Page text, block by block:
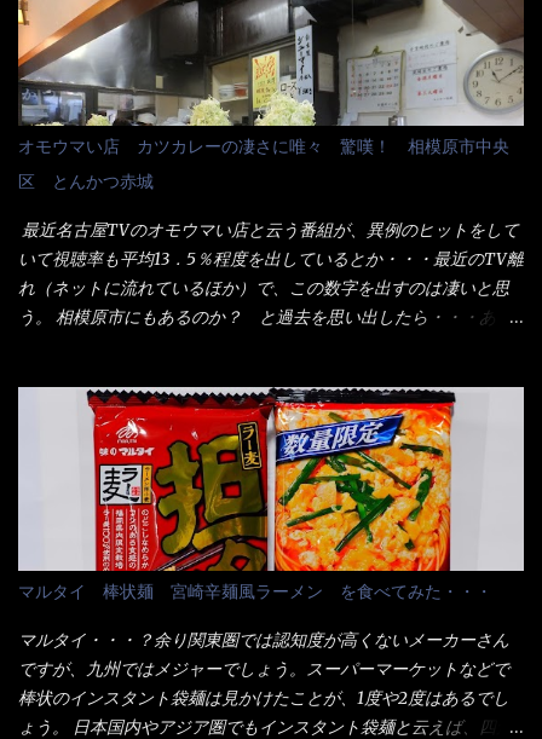
桶は、銭湯で使う洗い桶サイズだなぁ～ この木桶サイズに、満々
と湯が注がれていたら食べ進むうちに、麺が伸びてしまうだろ
う。 これなら茹で上がった直後のままで、食べ進められるじゃな
いか！ 別皿で、葱と天かすを満タンに用意して、山葵も2つ。 そ
れに湯が無い利点として、汁が薄まらない！ これだよ、こ
れ！！ 湯があると、うどんと共に汁の方へ湯までも入ってしま
う。つまりラーメンの麺にスープが絡む現象ですな。 結局、伸び
ずに汁も薄らむこともなく・・最後の方で＜だし汁＞を少し追加
しました。 腹イッパイだけど、得サイズは全てお腹の中へ収まっ
たし満足達成度100％ 苦しいと云う事も無いな！ まだ鶏天1個位
は入りそうだね。 と云う事で、今回＜釜揚げうどんの湯無し＞を
試したら、確...
るかと・・・小生もお中元やお歳暮など送った事は無い！（キッ
パリ） まぁ～この慣習が残っているのは、官公庁や超大手企業戦
士（昇進目的）などの世界でしょう。 要は、ゴマスリ・・・てな
感じかな。 丸亀製麺と云えば、大阪誕生→全国区（北海道と沖縄
は？）へ広がった、讃岐饂飩チェーン店大手といっても過言では
無いでしょう。 各店舗で、毎日饂飩を打っているので饂飩好きの
方には店舗に寄って違う！と云う人も居るらしい・・ そんな大手
讃岐饂飩チェーン店と関係があるのか？ 箱詰め乾麺！ このパッ
ケージからすれば、間違いなく贈答用目的でしょう。 そんな贈答
用箱詰め饂飩・・・またもやメガドンキで発見し購入！ 中身は、
この様な状態です。 乾麺の束が6束／一パックになっており、それ
1280円と云った感じです。 で私は幾らで、メガドンキでゲットし
たかって？ それは非常に言いづらい・・・色々と各方面へ忖度し
て、激安だったとだけ申し上げましょう。 早速1袋を大釜で茹で～
ハイ、約15分ほど茹で上げた状態です。 当家には、高齢者がいる
ので少し柔らかく・・・ 茹で上がった饂飩は、お店の饂飩に比べ
＜細い＞です。 どちらかと云えば、稲庭饂飩的な太さですね。 さ
てこれを、どの様に食べるか？ 長葱無かったので、玉葱を刻んで
八王子ラーメン風月見つけうどん！ 冷やし釜あげうどん～です。
ラーメン丼に、冷水を軽く張って饂飩を盛り付け、お椀に昆布出
汁つゆと長葱に山葵です。 これでツルツル～と頂きました。 良い
じゃないか～...
オモウマい店 カツカレーの凄さに唯々 驚嘆！ 相模原市中央
区 とんかつ赤城
最近名古屋TVのオモウマい店と云う番組が、異例のヒットをして
いて視聴率も平均13．5％程度を出しているとか・・・最近のTV離
れ（ネットに流れているほか）で、この数字を出すのは凄いと思
う。 相模原市にもあるのか？ と過去を思い出したら・・・あっ
当している。 まずはこれを見て欲しい！ カウンターに置かれた＜
お皿＞である。 直ぐに気づいたでしょう！ 何かキャベツが山じ
ゃないか！？ ハイ、山です。 これが標準なのです。 普通のとん
かつ屋のキャベツと比べたら、10人前ほどあるか？ 値段的には、
メイン（主流は1,000超）＋定食セット350円程と値段的には、そ
れ程では安い訳でも無いが、客足が絶えない人気店である。 そん
なメニューのなかで、リーズナブルで頂ける＜映え＞るメニュー
が＜カツカレー＞だ！ これです。 当時1,000円税込だった
が・・・今も変わらないと思うけど・・・ これが出てくると、カ
ウンター中からOH～と声が飛ぶ！ 写真は、キャベツ少なめでお願
いしています。 皿のサイズは、直径30cmほどあります。 そこに
ドカ盛のキャベツと御飯にカレーがかかっています。 カレーは辛
マルタイ 棒状麺 宮崎辛麺風ラーメン を食べてみた・・・
マルタイ・・・？余り関東圏では認知度が高くないメーカーさん
ですが、九州ではメジャーでしょう。スーパーマーケットなどで
棒状のインスタント袋麺は見かけたことが、1度や2度はあるでし
ょう。 日本国内やアジア圏でもインスタント袋麺と云えば、四角